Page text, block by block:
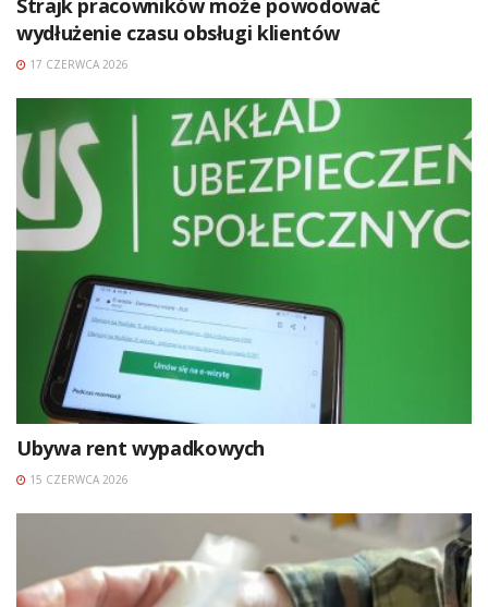
Strajk pracowników może powodować
wydłużenie czasu obsługi klientów
17 CZERWCA 2026
Ubywa rent wypadkowych
15 CZERWCA 2026